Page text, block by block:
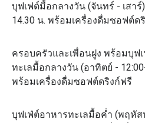
บุฟเฟต์มื้อกลางวัน (จันทร์ - เสาร์
14.30 น. พร้อมเครื่องดื่มซอฟต์ด
ครอบครัวและเพื่อนฝูง พร้อมบุฟ
ทะเลมื้อกลางวัน (อาทิตย์ -
พร้อมเครื่องดื่มซอฟต์ดริงก์ฟรี
บุฟเฟ่ต์อาหารทะเลมื้อค่ำ (พฤหัส